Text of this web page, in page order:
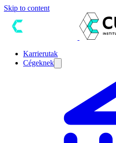
Skip to content
Karrierutak
Cégeknek